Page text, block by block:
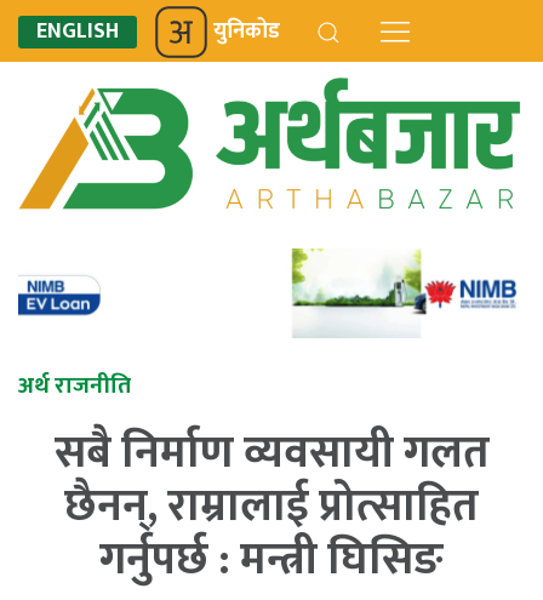
ENGLISH युनिकोड
अर्थ राजनीति
सबै निर्माण व्यवसायी गलत
छैनन्, राम्रालाई प्रोत्साहित
गर्नुपर्छ : मन्त्री घिसिङ